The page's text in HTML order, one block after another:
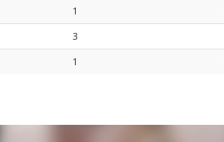
1
3
1